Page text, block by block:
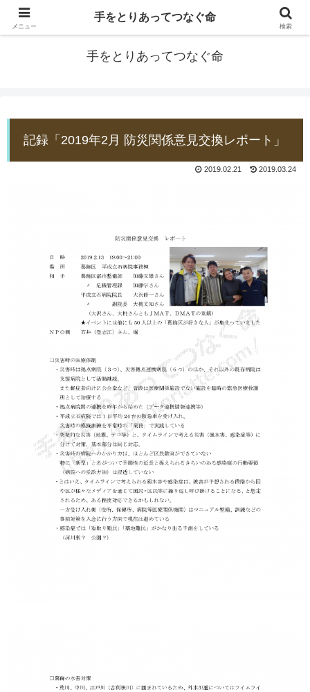
防災士EDOGAWA
手をとりあってつなぐ命
記録「2019年2月 防災関係意見交換レポート」
2019.02.21 2019.03.24
メニュー
手をとりあってつなぐ命
検索